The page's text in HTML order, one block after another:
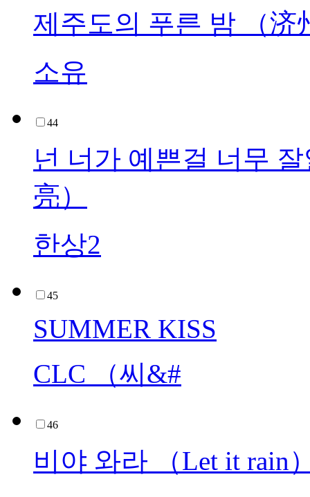
제주도의 푸른 밤 （济
소유
44
넌 너가 예쁜걸 너무
亮）
한상2
45
SUMMER KISS
CLC （씨&#
46
비야 와라 （Let it rain